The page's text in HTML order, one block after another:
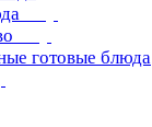
готовые блюда